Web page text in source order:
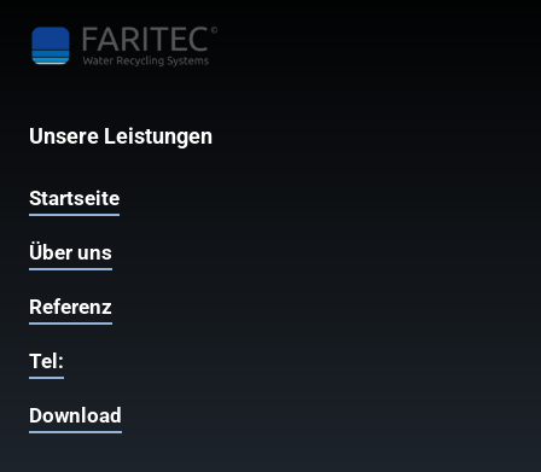
Unsere Leistungen
Startseite
Über uns
Referenz
Tel:
Download